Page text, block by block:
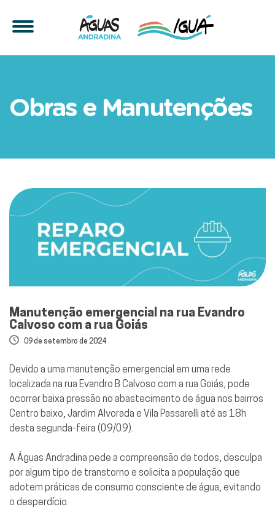
Obras e Manutenções
Manutenção emergencial na rua Evandro
Calvoso com a rua Goiás
09 de setembro de 2024
Devido a uma manutenção emergencial em uma rede
localizada na rua Evandro B Calvoso com a rua Goiás, pode
ocorrer baixa pressão no abastecimento de água nos bairros
Centro baixo, Jardim Alvorada e Vila Passarelli até as 18h
desta segunda-feira (09/09).
A Águas Andradina pede a compreensão de todos, desculpa
por algum tipo de transtorno e solicita a população que
adotem práticas de consumo consciente de água, evitando
o desperdício.